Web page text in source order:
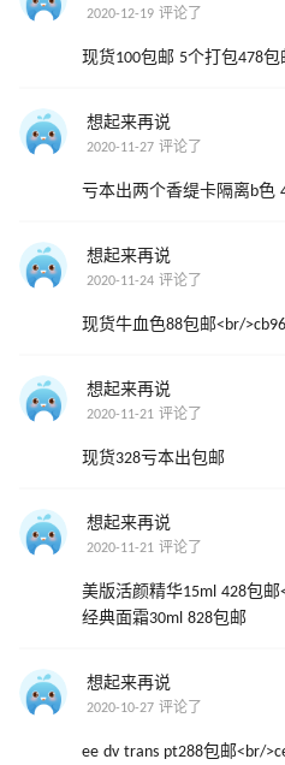
2020-12-19 评论了
现货100包邮 5个打包478包
想起来再说
2020-11-27 评论了
亏本出两个香缇卡隔离b色
想起来再说
2020-11-24 评论了
现货牛血色88包邮<br/
想起来再说
2020-11-21 评论了
现货328亏本出包邮
想起来再说
2020-11-21 评论了
美版活颜精华15ml 428包
经典面霜30ml 828包邮
想起来再说
2020-10-27 评论了
ee dv trans pt288包邮<br/